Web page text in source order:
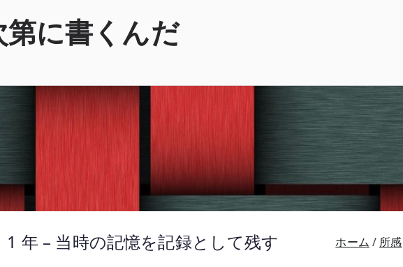
に書くんだ
年 – 当時の記憶を記録として残す ホーム 所感